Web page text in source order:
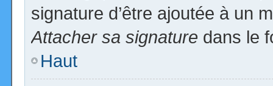
signature d’être ajoutée à un
Attacher sa signature dans le
Haut